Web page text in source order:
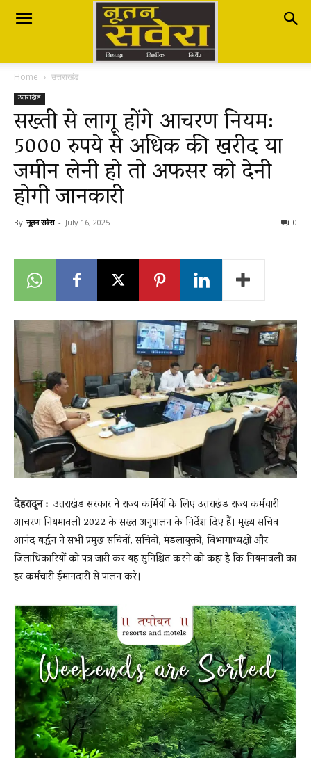
Nutan
Savera
नूतन
सवेरा
Breaking
News
LIVE
Home उत्तराखंड
उत्तराखंड
सख्ती से लागू होंगे आचरण नियम:
5000 रुपये से अधिक की खरीद या
जमीन लेनी हो तो अफसर को देनी
होगी जानकारी
By नूतन सवेरा - July 16, 2025 0
देहरादून :उत्तराखंड सरकार ने राज्य कर्मियों के लिए उत्तराखंड राज्य कर्मचारी
आचरण नियमावली 2022 के सख्त अनुपालन के निर्देश दिए हैं। मुख्य सचिव
आनंद बर्द्धन ने सभी प्रमुख सचिवों, सचिवों, मंडलायुक्तों, विभागाध्यक्षों और
जिलाधिकारियों को पत्र जारी कर यह सुनिश्चित करने को कहा है कि नियमावली का
हर कर्मचारी ईमानदारी से पालन करे।